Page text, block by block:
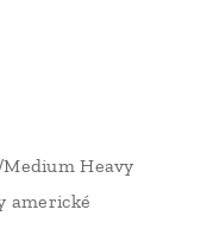
Heavy
americké